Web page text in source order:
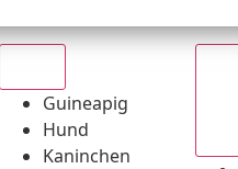
Guineapig
Hund
Kaninchen